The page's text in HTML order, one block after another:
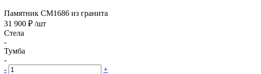
Памятник CM1686 из гранита
31 900 ₽ /шт
Стела
-
Тумба
-
-
+